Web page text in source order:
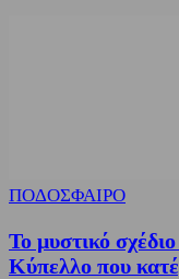
ΠΟΔΟΣΦΑΙΡΟ
Το μυστικό
Κύπελλο που